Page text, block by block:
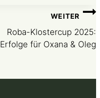
WEITER
Roba-Klostercup 2025:
Erfolge für Oxana & Oleg